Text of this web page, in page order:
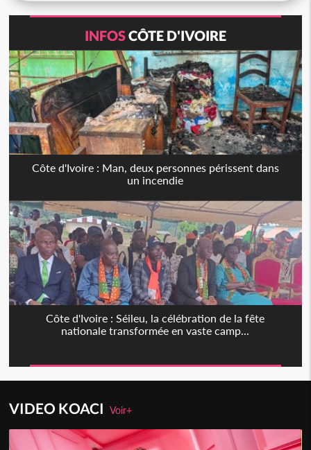
INFOSCÔTE D'IVOIRE
Côte d'Ivoire : Man, deux personnes périssent dans
un incendie
Côte d'Ivoire : Séileu, la célébration de la fête
nationale transformée en vaste camp...
VIDEO KOACIVoir+